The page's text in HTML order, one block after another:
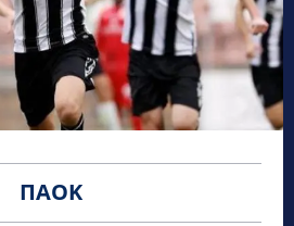
ΠΑΟΚ